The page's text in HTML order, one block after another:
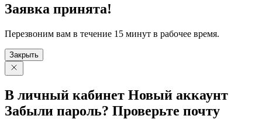
Заявка принята!
Перезвоним вам в течение 15 минут в рабочее время.
Закрыть
В личный кабинет Новый аккаунт
Забыли пароль? Проверьте почту